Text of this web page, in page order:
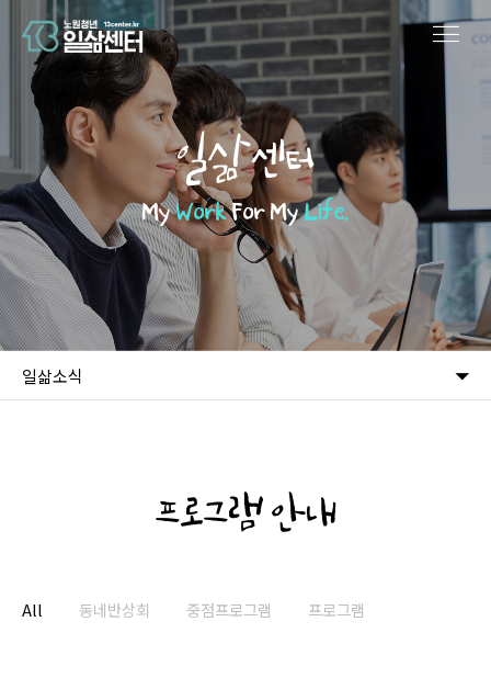
일삶센터
MyWorkFor MyLife.
일삶소식
프로그램 안내
All 동네반상회 중점프로그램 프로그램